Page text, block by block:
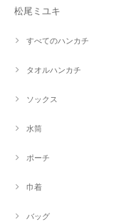
松尾ミユキ
すべてのハンカチ
タオルハンカチ
ソックス
水筒
ポーチ
巾着
バッグ